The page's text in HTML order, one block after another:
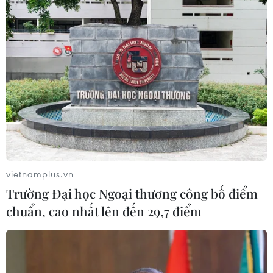
Ban Chỉ đạo Trung ương thực hiện
Nghị quyết 57
07/08/2026 04:08
Bỉ tìm ra hướng đi mới trong điều trị
ung thư gan di căn
07/08/2026 04:05
Chưa có bằng chứng truyền máu trẻ
giúp chống lão hóa
06/08/2026 23:16
Nước thải từ máy bay có thể giúp
vietnamplus.vn
Trường Đại học Ngoại thương công bố điểm
chuẩn, cao nhất lên đến 29,7 điểm